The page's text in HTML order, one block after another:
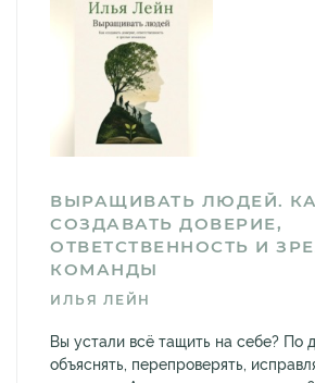
ВЫРАЩИВАТЬ ЛЮДЕЙ.
СОЗДАВАТЬ ДОВЕРИЕ,
ОТВЕТСТВЕННОСТЬ И
КОМАНДЫ
ИЛЬЯ ЛЕЙН
Вы устали всё тащить на себе? По
объяснять, перепроверять,